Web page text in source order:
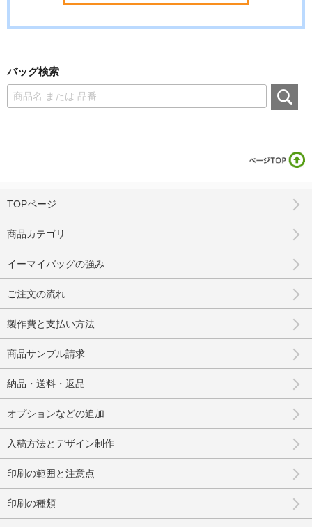
バッグ検索
TOPページ
商品カテゴリ
イーマイバッグの強み
ご注文の流れ
製作費と支払い方法
商品サンプル請求
納品・送料・返品
オプションなどの追加
入稿方法とデザイン制作
印刷の範囲と注意点
印刷の種類